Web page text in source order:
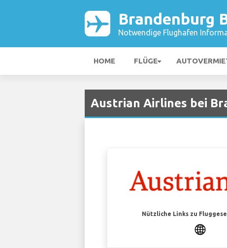
Brandenburg
Notwendige Flughafen
HOME FLÜGE
Austrian Airlines bei
Nützliche Links zu